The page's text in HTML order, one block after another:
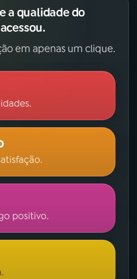
a qualidade do
em apenas um clique.
positivo.